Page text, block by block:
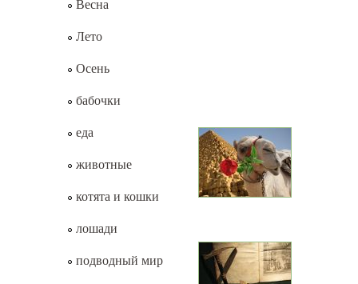
Весна
Лето
Осень
бабочки
еда
животные
котята и кошки
лошади
подводный мир